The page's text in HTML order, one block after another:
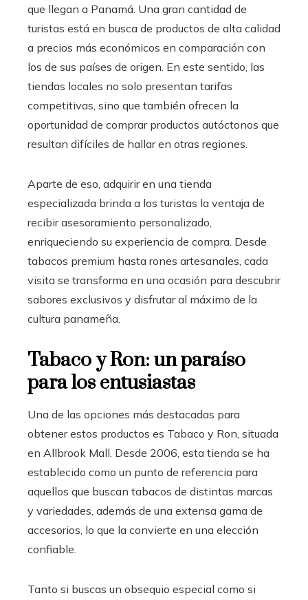
que llegan a Panamá. Una gran cantidad de
turistas está en busca de productos de alta calidad
a precios más económicos en comparación con
los de sus países de origen. En este sentido, las
tiendas locales no solo presentan tarifas
competitivas, sino que también ofrecen la
oportunidad de comprar productos autóctonos que
resultan difíciles de hallar en otras regiones.
Aparte de eso, adquirir en una tienda
especializada brinda a los turistas la ventaja de
recibir asesoramiento personalizado,
enriqueciendo su experiencia de compra. Desde
tabacos premium hasta rones artesanales, cada
visita se transforma en una ocasión para descubrir
sabores exclusivos y disfrutar al máximo de la
cultura panameña.
Tabaco y Ron: un paraíso
para los entusiastas
Una de las opciones más destacadas para
obtener estos productos es Tabaco y Ron, situada
en Allbrook Mall. Desde 2006, esta tienda se ha
establecido como un punto de referencia para
aquellos que buscan tabacos de distintas marcas
y variedades, además de una extensa gama de
accesorios, lo que la convierte en una elección
confiable.
Tanto si buscas un obsequio especial como si